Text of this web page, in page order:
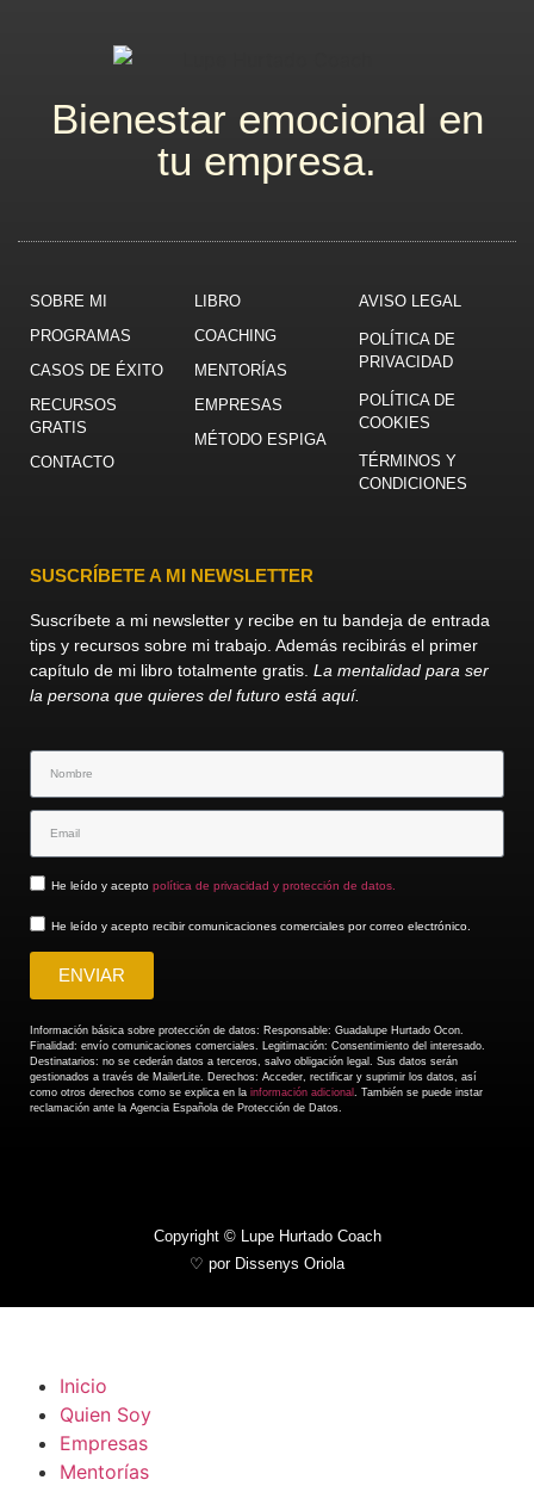
Bienestar emocional en
tu empresa.
SOBRE MI
PROGRAMAS
CASOS DE ÉXITO
RECURSOS
GRATIS
CONTACTO
LIBRO
COACHING
MENTORÍAS
EMPRESAS
MÉTODO ESPIGA
AVISO LEGAL
POLÍTICA DE
PRIVACIDAD
POLÍTICA DE
COOKIES
TÉRMINOS Y
CONDICIONES
SUSCRÍBETE A MI NEWSLETTER
Suscríbete a mi newsletter y recibe en tu bandeja de entrada
tips y recursos sobre mi trabajo. Además recibirás el primer
capítulo de mi libro totalmente gratis. La mentalidad para ser
la persona que quieres del futuro está aquí.
He leído y acepto política de privacidad y protección de datos.
He leído y acepto recibir comunicaciones comerciales por correo electrónico.
ENVIAR
Información básica sobre protección de datos: Responsable: Guadalupe Hurtado Ocon.
Finalidad: envío comunicaciones comerciales. Legitimación: Consentimiento del interesado.
Destinatarios: no se cederán datos a terceros, salvo obligación legal. Sus datos serán
gestionados a través de MailerLite. Derechos: Acceder, rectificar y suprimir los datos, así
como otros derechos como se explica en la información adicional
. También se puede instar
reclamación ante la Agencia Española de Protección de Datos.
Copyright © Lupe Hurtado Coach
♡ por Dissenys Oriola
Inicio
Quien Soy
Empresas
Mentorías